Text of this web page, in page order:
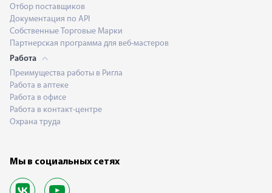
Отбор поставщиков
Документация по API
Собственные Торговые Марки
Партнерская программа для веб-мастеров
Работа
Преимущества работы в Ригла
Работа в аптеке
Работа в офисе
Работа в контакт-центре
Охрана труда
Мы в социальных сетях